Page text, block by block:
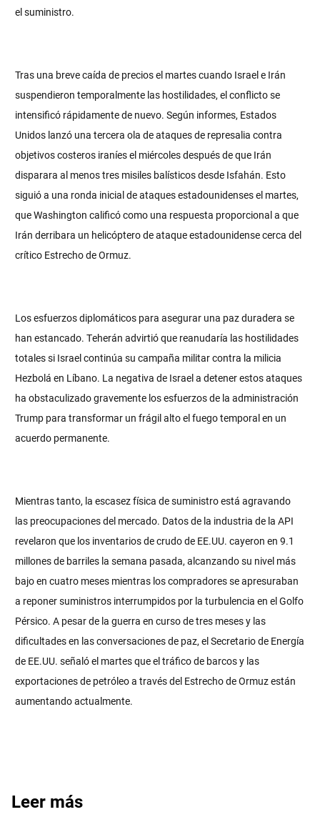
el suministro.
Tras una breve caída de precios el martes cuando Israel e Irán
suspendieron temporalmente las hostilidades, el conflicto se
intensificó rápidamente de nuevo. Según informes, Estados
Unidos lanzó una tercera ola de ataques de represalia contra
objetivos costeros iraníes el miércoles después de que Irán
disparara al menos tres misiles balísticos desde Isfahán. Esto
siguió a una ronda inicial de ataques estadounidenses el martes,
que Washington calificó como una respuesta proporcional a que
Irán derribara un helicóptero de ataque estadounidense cerca del
crítico Estrecho de Ormuz.
Los esfuerzos diplomáticos para asegurar una paz duradera se
han estancado. Teherán advirtió que reanudaría las hostilidades
totales si Israel continúa su campaña militar contra la milicia
Hezbolá en Líbano. La negativa de Israel a detener estos ataques
ha obstaculizado gravemente los esfuerzos de la administración
Trump para transformar un frágil alto el fuego temporal en un
acuerdo permanente.
Mientras tanto, la escasez física de suministro está agravando
las preocupaciones del mercado. Datos de la industria de la API
revelaron que los inventarios de crudo de EE.UU. cayeron en 9.1
millones de barriles la semana pasada, alcanzando su nivel más
bajo en cuatro meses mientras los compradores se apresuraban
a reponer suministros interrumpidos por la turbulencia en el Golfo
Pérsico. A pesar de la guerra en curso de tres meses y las
dificultades en las conversaciones de paz, el Secretario de Energía
de EE.UU. señaló el martes que el tráfico de barcos y las
exportaciones de petróleo a través del Estrecho de Ormuz están
aumentando actualmente.
Leer más